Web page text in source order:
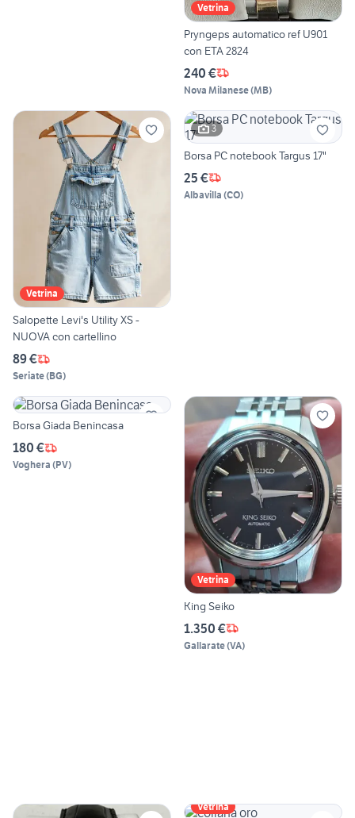
Vetrina
Pryngeps automatico ref U901
con ETA 2824
240 €
Nova Milanese(MB)
Vetrina
Salopette Levi's Utility XS -
NUOVA con cartellino
89 €
Seriate(BG)
3
Borsa PC notebook Targus 17"
25 €
Albavilla (CO)
Borsa Giada Benincasa
180 €
Voghera (PV)
Vetrina
King Seiko
1.350 €
Gallarate(VA)
Vetrina